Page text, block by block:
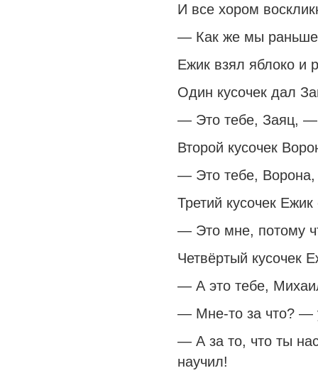
И все хором
— Как же мы раньше
Ежик взял яблоко и
Один кусочек дал
— Это тебе, Заяц, —
Второй кусочек
— Это тебе,
Третий кусочек
— Это мне, потому
Четвёртый кусочек
— А это тебе,
— Мне-то за что? —
— А за то, что ты
научил!